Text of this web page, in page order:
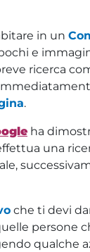
in un
e
ricerca
.
ha
una
che ti devi
persone
qualche